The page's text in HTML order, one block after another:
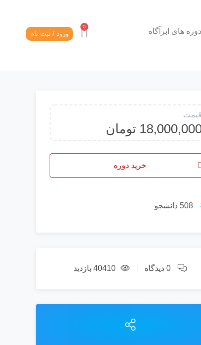
دوره های ابرآگاه ورود / ثبت نام
قیمت
تومان
خرید دوره
508 دانشجو
0 دیدگاه 40410 بازدید